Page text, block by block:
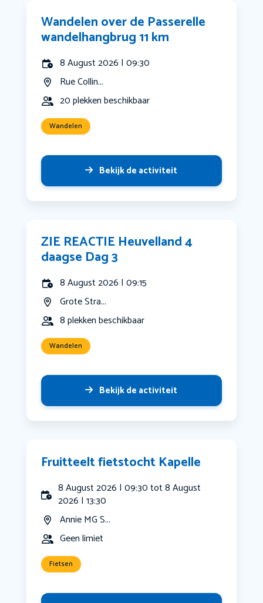
Wandelen over de Passerelle
wandelhangbrug 11 km
8 August 2026 | 09:30
Rue Collin...
20 plekken beschikbaar
Wandelen
Bekijk de activiteit
ZIE REACTIE Heuvelland 4
daagse Dag 3
8 August 2026 | 09:15
Grote Stra...
8 plekken beschikbaar
Wandelen
Bekijk de activiteit
Fruitteelt fietstocht Kapelle
8 August 2026 | 09:30 tot 8 August
2026 | 13:30
Annie MG S...
Geen limiet
Fietsen